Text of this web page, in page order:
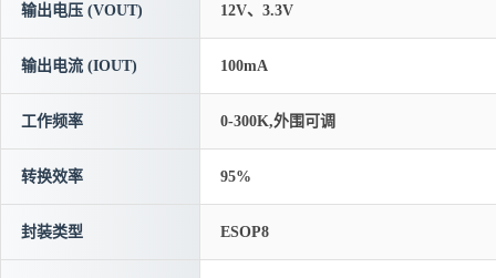
输出电压 (VOUT) 12V、3.3V
输出电流 (IOUT) 100mA
工作频率 0-300K,外围可调
转换效率 95%
封装类型 ESOP8